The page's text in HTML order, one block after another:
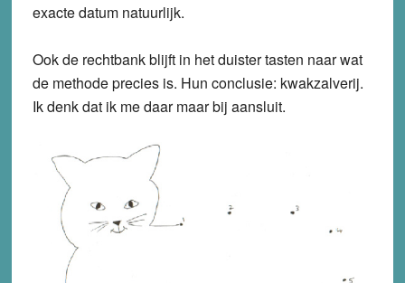
exacte datum natuurlijk.
Ook de rechtbank blijft in het duister tasten naar wat
de methode precies is. Hun conclusie: kwakzalverij.
Ik denk dat ik me daar maar bij aansluit.